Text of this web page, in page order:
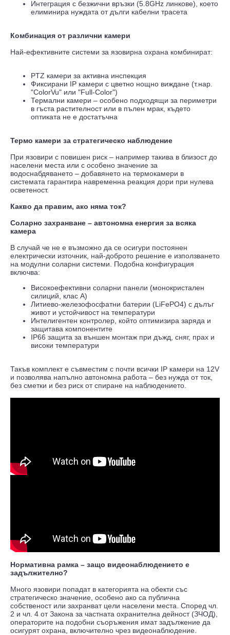
Интеграция с безжични връзки (5.8GHz линкове), което
елиминира нуждата от дълги кабелни трасета
Комбинация от различни камери
Най-ефективните системи за язовирна охрана комбинират:
PTZ камери за активна инспекция
Фиксирани IP камери с цветно нощно виждане (т.нар.
"ColorVu" или "Full-Color")
Термални камери – особено подходящи за периметри
в гъста растителност или в пълен мрак, където
оптиката не е достатъчна
Термо камери за стратегическо наблюдение
При язовири с повишен риск – например такива в близост до
населени места или с особено значение за
водоснабдяването – добавянето на термокамери в
системата гарантира навременна реакция дори при нулева
осветеност.
Какво да правим, ако няма ток?
Соларно захранване – автономна енергия за всяка
камера
В случай че не е възможно да се осигури постоянен
електрически източник, най-доброто решение е използването
на модулни соларни системи. Подобна конфигурация
включва:
Високоефективни соларни панели (монокристален
силиций, клас А)
Литиево-железофосфатни батерии (LiFePO4) с дълъг
живот и устойчивост на температури
Интелигентен контролер, който оптимизира заряда и
защитава компонентите
IP66 защита за външен монтаж при дъжд, сняг, прах и
високи температури
Такъв комплект е съвместим с почти всички IP камери на 12V
и позволява напълно автономна работа – без нужда от ток,
без сметки и без риск от спиране на наблюдението.
Нормативна рамка – защо видеонаблюдението е
задължително?
Много язовири попадат в категорията на обекти със
стратегическо значение, особено ако са публична
собственост или захранват цели населени места. Според чл.
2 и чл. 4 от Закона за частната охранителна дейност (ЗЧОД),
операторите на подобни съоръжения имат задължение да
осигурят охрана, включително чрез видеонаблюдение.